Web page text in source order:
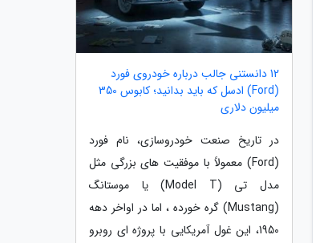
12 دانستنی جالب درباره خودروی فورد
(Ford) ادسل که باید بدانید؛ کابوس 350
میلیون دلاری
در تاریخ صنعت خودروسازی، نام فورد
(Ford) معمولاً با موفقیت های بزرگی مثل
مدل تی (Model T) یا موستانگ
(Mustang) گره خورده ، اما در اواخر دهه
1950، این غول آمریکایی با پروژه ای روبرو